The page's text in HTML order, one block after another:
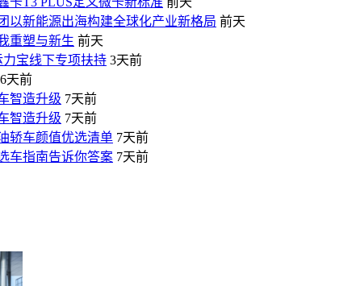
以新能源出海构建全球化产业新格局 前天
重塑与新生 前天
力宝线下专项扶持 3天前
6天前
智造升级 7天前
智造升级 7天前
轿车颜值优选清单 7天前
车指南告诉你答案 7天前